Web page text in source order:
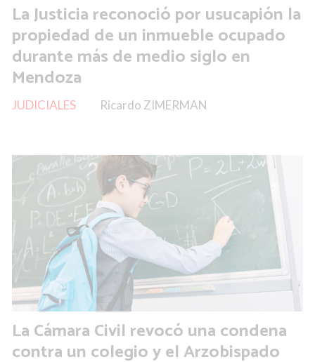
La Justicia reconoció por usucapión la
propiedad de un inmueble ocupado
durante más de medio siglo en
Mendoza
Ricardo ZIMERMAN
JUDICIALES
La Cámara Civil revocó una condena
contra un colegio y el Arzobispado